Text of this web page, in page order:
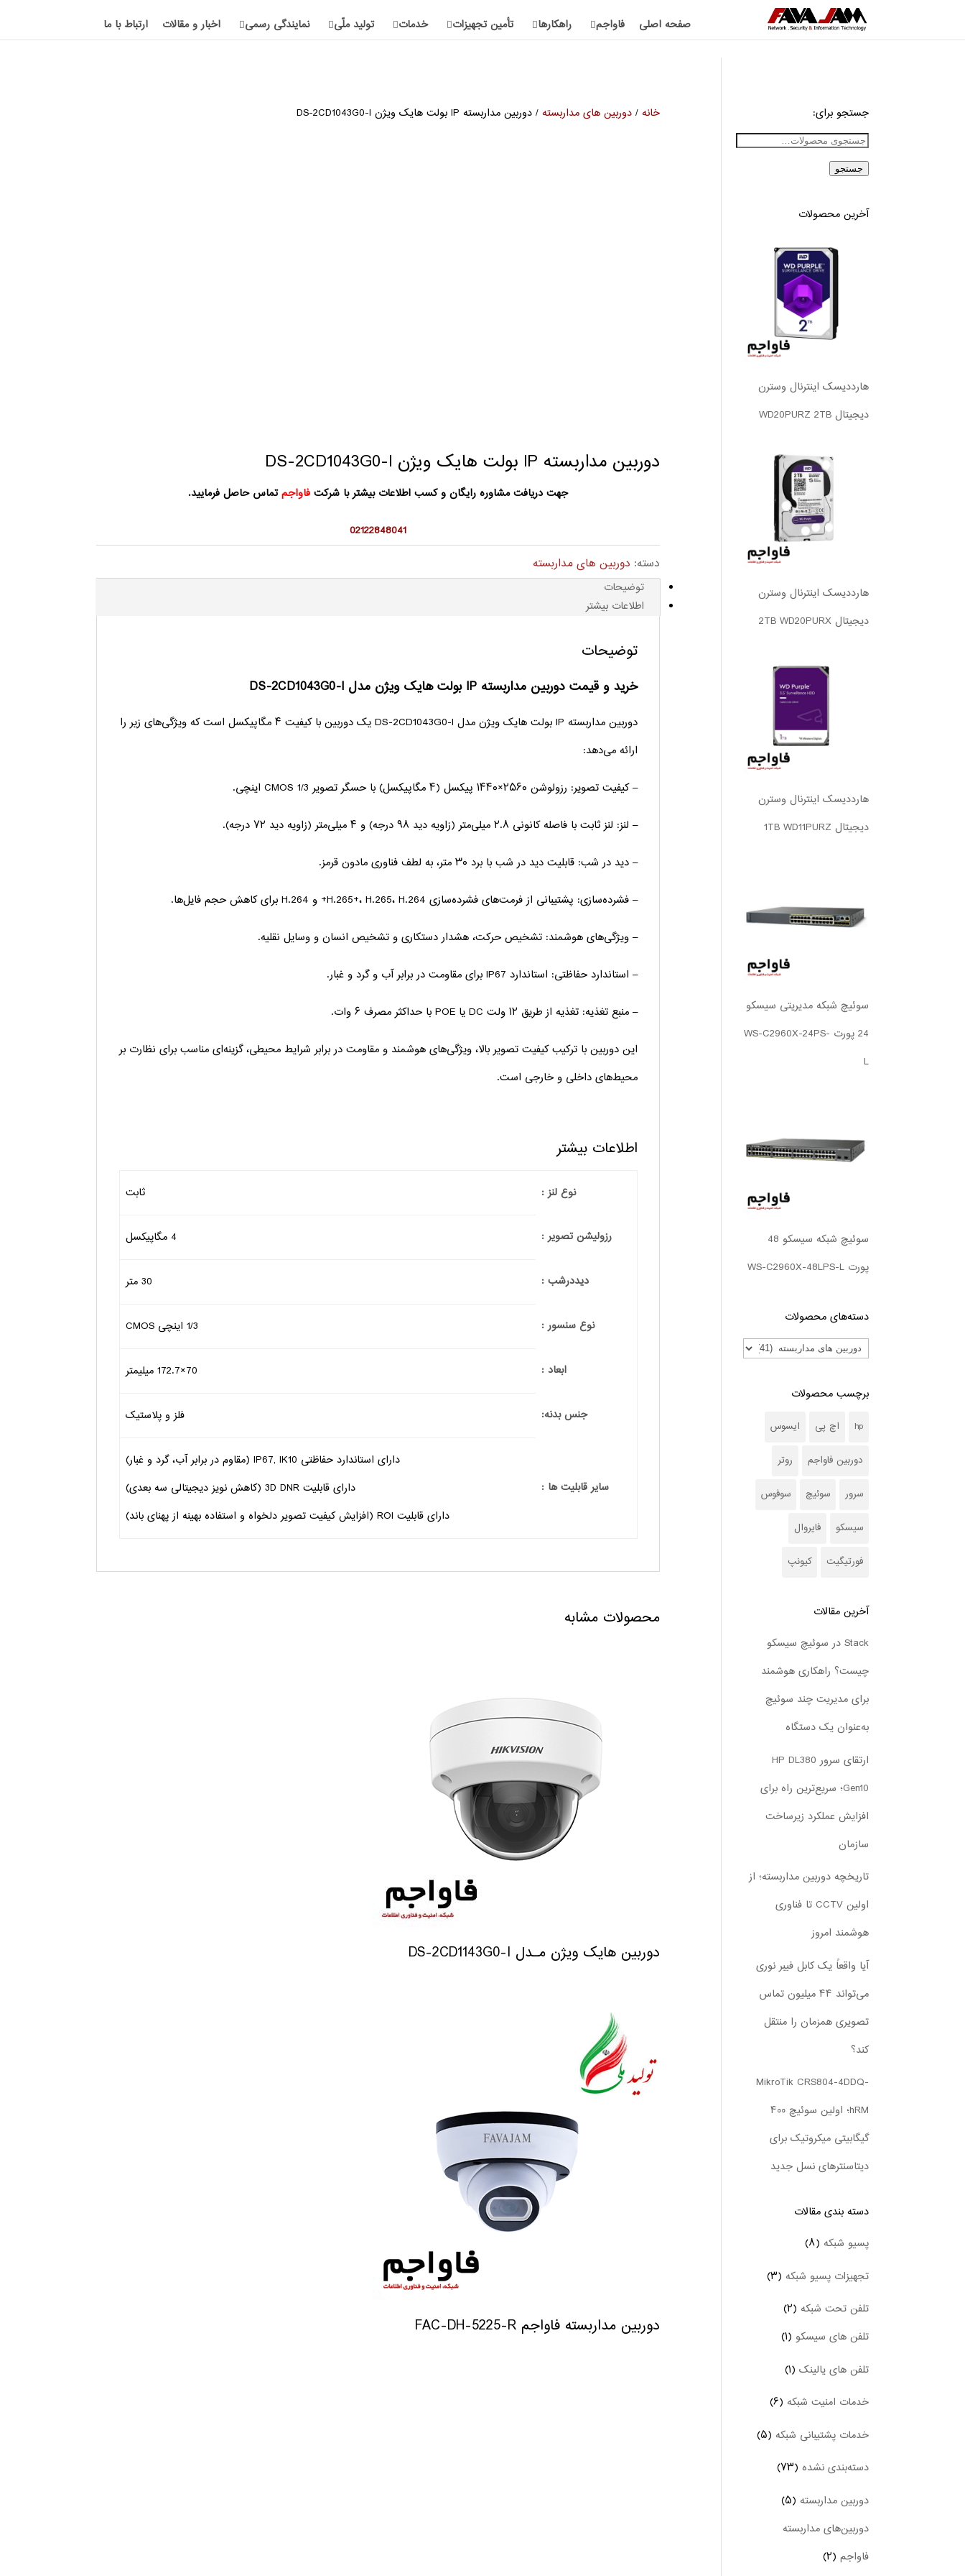
صفحه اصلی فاواجم راهکارها تأمین تجهیزات خدمات تولید ملّی نمایندگی رسمی اخبار و مقالات ارتباط با ما
خانه/ دوربین های مداربسته/ دوربین مداربسته IP بولت هایک ویژن DS-2CD1043G0-I
دوربین مداربسته IP بولت هایک ویژن DS-2CD1043G0-I
جهت دریافت مشاوره رایگان و کسب اطلاعات بیشتر با شرکت فاواجمتماس حاصل فرمایید.
02122848041
دسته: دوربین های مداربسته
توضیحات
اطلاعات بیشتر
توضیحات
خرید و قیمت دوربین مداربسته IP بولت هایک ویژن مدل DS-2CD1043G0-I
دوربین مداربسته IP بولت هایک ویژن مدل DS-2CD1043G0-I یک دوربین با کیفیت ۴ مگاپیکسل است که ویژگی‌های زیر را
ارائه می‌دهد:
– کیفیت تصویر: رزولوشن ۲۵۶۰×۱۴۴۰ پیکسل (۴ مگاپیکسل) با حسگر تصویر CMOS 1/3 اینچی.
– لنز: لنز ثابت با فاصله کانونی ۲.۸ میلی‌متر (زاویه دید ۹۸ درجه) و ۴ میلی‌متر (زاویه دید ۷۲ درجه).
– دید در شب: قابلیت دید در شب با برد ۳۰ متر، به لطف فناوری مادون قرمز.
– فشرده‌سازی: پشتیبانی از فرمت‌های فشرده‌سازی H.265+، H.265، H.264+ و H.264 برای کاهش حجم فایل‌ها.
– ویژگی‌های هوشمند: تشخیص حرکت، هشدار دستکاری و تشخیص انسان و وسایل نقلیه.
– استاندارد حفاظتی: استاندارد IP67 برای مقاومت در برابر آب و گرد و غبار.
– منبع تغذیه: تغذیه از طریق ۱۲ ولت DC یا POE با حداکثر مصرف ۶ وات.
این دوربین با ترکیب کیفیت تصویر بالا، ویژگی‌های هوشمند و مقاومت در برابر شرایط محیطی، گزینه‌ای مناسب برای نظارت بر
محیط‌های داخلی و خارجی است.
اطلاعات بیشتر
نوع لنز : ثابت
رزولیشن تصویر : 4 مگاپیکسل
دیددرشب : 30 متر
نوع سنسور : 1/3 اینچی CMOS
ابعاد : 70×172.7 میلیمتر
جنس بدنه: فلز و پلاستیک
سایر قابلیت ها :
دارای استاندارد حفاظتی IP67, IK10 (مقاوم در برابر آب، گرد و غبار)
دارای قابلیت 3D DNR (کاهش نویز دیجیتالی سه بعدی)
دارای قابلیت ROI (افزایش کیفیت تصویر دلخواه و استفاده بهینه از پهنای باند)
محصولات مشابه
دوربین هایک ویژن مـدل DS-2CD1143G0-I
دوربین مداربسته فاواجم FAC-DH-5225-R
جستجو برای:
جستجو
آخرین محصولات
هارددیسک اینترنال وسترن
دیجیتال WD20PURZ 2TB
هارددیسک اینترنال وسترن
دیجیتال 2TB WD20PURX
هارددیسک اینترنال وسترن
دیجیتال 1TB WD11PURZ
سوئیچ شبکه مدیریتی سیسکو
24 پورت WS-C2960X-24PS-
L
سوئیچ شبکه سیسکو 48
پورت WS-C2960X-48LPS-L
دسته‌های محصولات
برچسب محصولات
hp اچ پی ایسوس
دوربین فاواجم روتر
سرور سوئیچ سوفوس
سیسکو فایروال
فورتیگیت کیونپ
آخرین مقالات
Stack در سوئیچ سیسکو
چیست؟ راهکاری هوشمند
برای مدیریت چند سوئیچ
به‌عنوان یک دستگاه
ارتقای سرور HP DL380
Gen10؛ سریع‌ترین راه برای
افزایش عملکرد زیرساخت
سازمان
تاریخچه دوربین مداربسته؛ از
اولین CCTV تا فناوری
هوشمند امروز
آیا واقعاً یک کابل فیبر نوری
می‌تواند ۴۴ میلیون تماس
تصویری همزمان را منتقل
کند؟
MikroTik CRS804-4DDQ-
hRM؛ اولین سوئیچ ۴۰۰
گیگابیتی میکروتیک برای
دیتاسنترهای نسل جدید
دسته بندی‌ مقالات
پسیو شبکه (۸)
تجهیزات پسیو شبکه (۳)
تلفن تحت شبکه (۲)
تلفن های سیسکو (۱)
تلفن های یالینک (۱)
خدمات امنیت شبکه (۶)
خدمات پشتیبانی شبکه (۵)
دسته‌بندی نشده (۷۳)
دوربین‌ مداربسته (۵)
دوربین‌های مداربسته
فاواجم (۲)